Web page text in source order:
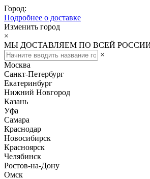
Город:
Подробнее о доставке
Изменить город
×
МЫ ДОСТАВЛЯЕМ ПО ВСЕЙ
×
Москва
Санкт-Петербург
Екатеринбург
Нижний Новгород
Казань
Уфа
Самара
Краснодар
Новосибирск
Красноярск
Челябинск
Ростов-на-Дону
Омск